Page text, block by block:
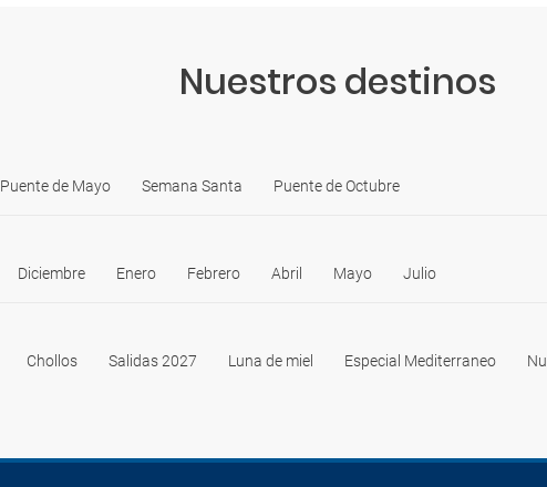
Nuestros destinos
Puente de Mayo Semana Santa Puente de Octubre
Diciembre Enero Febrero Abril Mayo Julio
Chollos Salidas 2027 Luna de miel Especial Mediterraneo